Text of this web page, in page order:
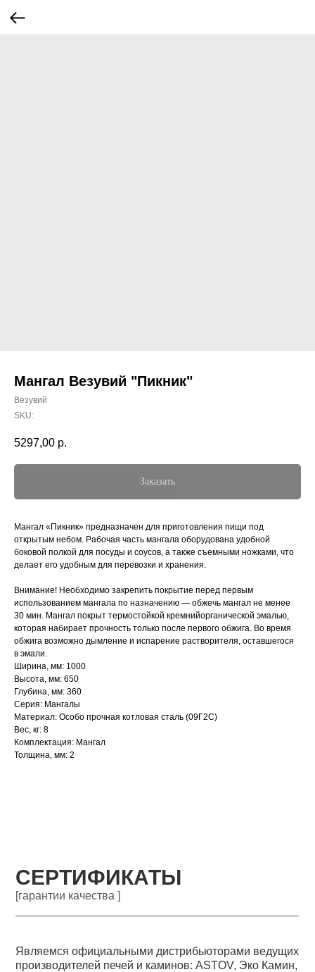
Мангал Везувий "Пикник"
Везувий
SKU:
5297,00 р.
Заказать
Мангал «Пикник» предназначен для приготовления пищи под
открытым небом. Рабочая часть мангала оборудована удобной
боковой полкой для посуды и соусов, а также съемными ножками, что
делает его удобным для перевозки и хранения.
Внимание! Необходимо закрепить покрытие перед первым
использованием мангала по назначению — обжечь мангал не менее
30 мин. Мангал покрыт термостойкой кремнийорганической эмалью,
которая набирает прочность только после первого обжига. Во время
обжига возможно дымление и испарение растворителя, оставшегося
в эмали.
Ширина, мм: 1000
Высота, мм: 650
Глубина, мм: 360
Серия: Мангалы
Материал: Особо прочная котловая сталь (09Г2С)
Вес, кг: 8
Комплектация: Мангал
Толщина, мм: 2
СЕРТИФИКАТЫ
[гарантии качества ]
Являемся официальными дистрибьюторами ведущих
производителей печей и каминов: ASTOV, Эко Камин,